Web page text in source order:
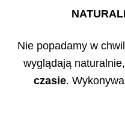
Nie popadamy w
wyglądają
czasie.